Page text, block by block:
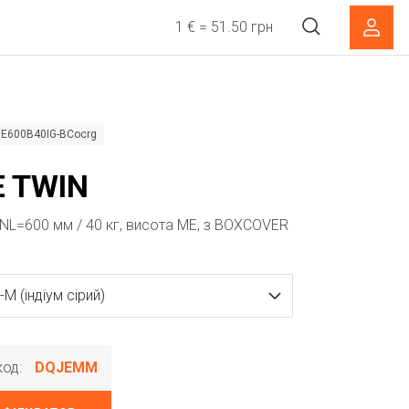
1 € = 51.50 грн
BCocrg
TWIN
мм / 40 кг, висота ME, з BOXCOVER
M (індіум сірий)
DQJEMM